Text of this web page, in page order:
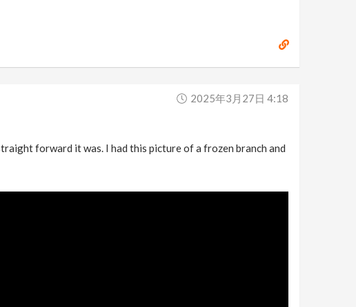
2025年3月27日 4:18
forward it was. I had this picture of a frozen branch and